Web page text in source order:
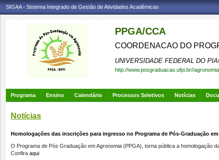
SIGAA - Sistema Integrado de Gestão de Atividades Acadêmicas
PPGA/CCA
COORDENACAO DO
UNIVERSIDADE FEDERAL DO
http://www.posgraduacao.ufpi.br//agronomia
Programa Ensino Calendário Processos Seletivos Notícias
Notícias
Homologações das inscrições para ingresso no Programa de Pós-Graduação
O Programa de Pós Graduação em Agronomia (PPGA), torna pública a homologação
Confira aqui